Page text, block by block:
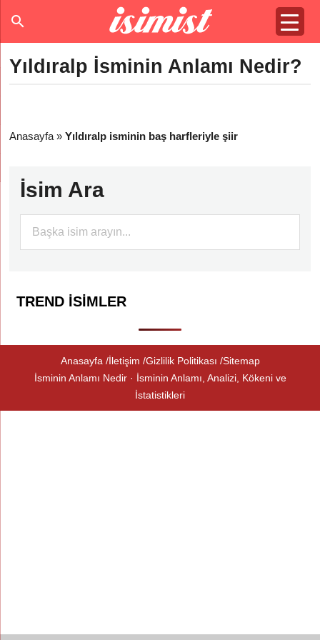
Yıldıralp İsminin Anlamı Nedir?
Anasayfa »Yıldıralp isminin baş harfleriyle şiir
İsim Ara
TREND İSIMLER
Anasayfa İletişim Gizlilik Politikası Sitemap
İsminin Anlamı Nedir · İsminin Anlamı, Analizi, Kökeni ve
İstatistikleri